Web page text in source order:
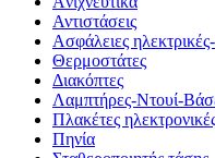
Αντιστάσεις
Ασφάλειες
Θερμοστάτες
Διακόπτες
Λαμπτήρες-Ντουί-
Πλακέτες
Πηνία